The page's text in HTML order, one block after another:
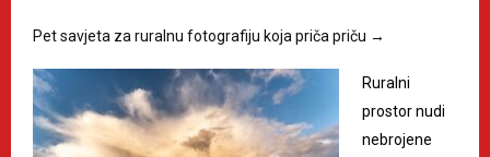
Pet savjeta za ruralnu fotografiju koja priča priču →
Ruralni
prostor nudi
nebrojene